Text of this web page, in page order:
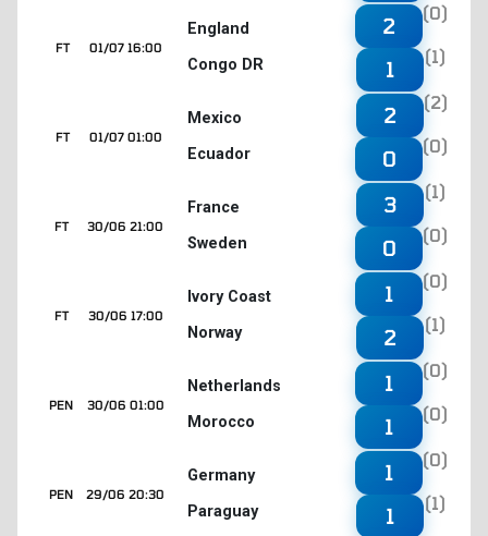
01/07 16:00
FT
England
Congo DR
2
(0)
1
(1)
01/07 01:00
FT
Mexico
Ecuador
2
(2)
0
(0)
30/06 21:00
FT
France
Sweden
3
(1)
0
(0)
30/06 17:00
FT
Ivory Coast
Norway
1
(0)
2
(1)
30/06 01:00
PEN
Netherlands
Morocco
1
(0)
1
(0)
29/06 20:30
PEN
Germany
Paraguay
1
(0)
1
(1)